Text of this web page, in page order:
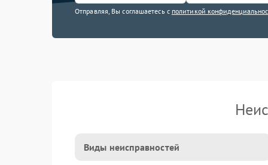
Отправляя, Вы соглашаетесь с политикой
Виды неисправностей